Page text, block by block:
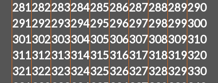
281282283284285286287288289290
291292293294295296297298299300
301302303304305306307308309310
311312313314315316317318319320
321322323324325326327328329330